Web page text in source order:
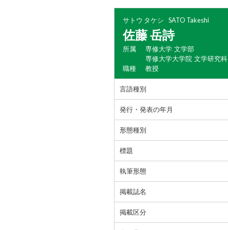
サトウ タケシ SATO Takeshi
佐藤 岳詩
所属
専修大学 文学部
専修大学大学院 文学研究科
職種
教授
言語種別
発行・発表の年月
形態種別
標題
執筆形態
掲載誌名
掲載区分